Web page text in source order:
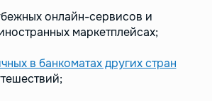
онлайн-сервисов и
маркетплейсах;
в банкоматах других стран